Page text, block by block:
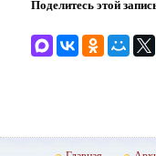
Поделитесь этой